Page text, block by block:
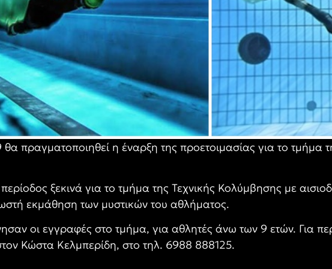
πραγματοποιηθεί η έναρξη της προετοιμασίας για το τμήμα
ξεκινά για το τμήμα της Τεχνικής Κολύμβησης με
εκμάθηση των μυστικών του αθλήματος.
οι εγγραφές στο τμήμα, για αθλητές άνω των 9 ετών. Για
Κώστα Κελμπερίδη, στο τηλ. 6988 888125.